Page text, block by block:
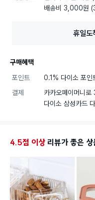
배송비 3,000원
휴일도
구매혜택
포인트
0.1% 다이소 포인
결제
카카오페이머니로
다이소 삼성카드
4.5점 이상 리뷰가 좋은 상